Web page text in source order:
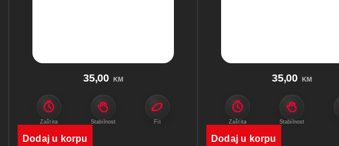
35,00 KM
Zaštita Stabilnost Fit
Dodaj u korpu
35,00 KM
Zaštita Stabilnost
Dodaj u korpu